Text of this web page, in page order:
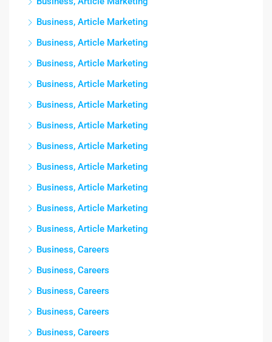
Business, Article Marketing
Business, Article Marketing
Business, Article Marketing
Business, Article Marketing
Business, Article Marketing
Business, Article Marketing
Business, Article Marketing
Business, Article Marketing
Business, Article Marketing
Business, Article Marketing
Business, Article Marketing
Business, Careers
Business, Careers
Business, Careers
Business, Careers
Business, Careers